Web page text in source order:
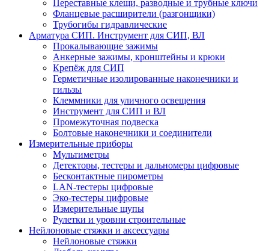
Переставные клещи, разводные и трубные ключи
Фланцевые расширители (разгонщики)
Трубогибы гидравлические
Арматура СИП. Инструмент для СИП, ВЛ
Прокалывающие зажимы
Анкерные зажимы, кронштейны и крюки
Крепёж для СИП
Герметичные изолированные наконечники и
гильзы
Клеммники для уличного освещения
Инструмент для СИП и ВЛ
Промежуточная подвеска
Болтовые наконечники и соединители
Измерительные приборы
Мультиметры
Детекторы, тестеры и дальномеры цифровые
Бесконтактные пирометры
LAN-тестеры цифровые
Эко-тестеры цифровые
Измерительные щупы
Рулетки и уровни строительные
Нейлоновые стяжки и аксессуары
Нейлоновые стяжки